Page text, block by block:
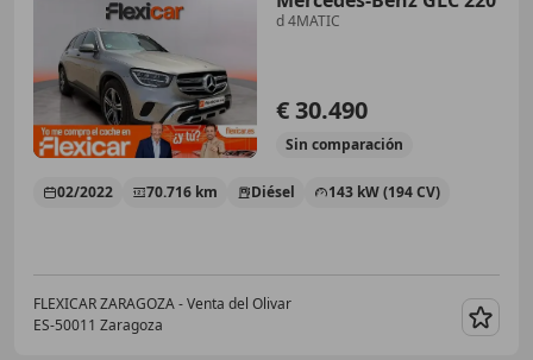
d 4MATIC
€ 30.490
Sin comparación
02/2022 70.716 km Diésel 143 kW (194 CV)
FLEXICAR ZARAGOZA - Venta del Olivar
ES-50011 Zaragoza